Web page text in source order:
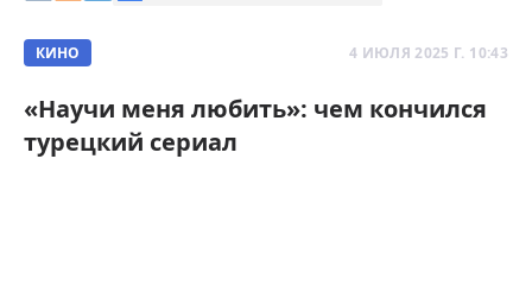
КИНО 4 ИЮЛЯ 2025 Г. 10:43
«Научи меня любить»: чем кончился
турецкий сериал